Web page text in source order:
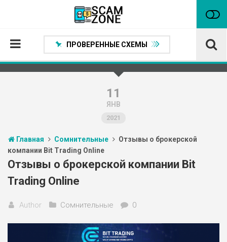
Проверенные способы заработка
Статьи
Партнеры
ПРОВЕРЕННЫЕ СХЕМЫ
11
ЯНВ
2021
Главная Сомнительные
Отзывы о брокерской
компании Bit Trading Online
Отзывы о брокерской компании Bit
Trading Online
Author Сомнительные 0